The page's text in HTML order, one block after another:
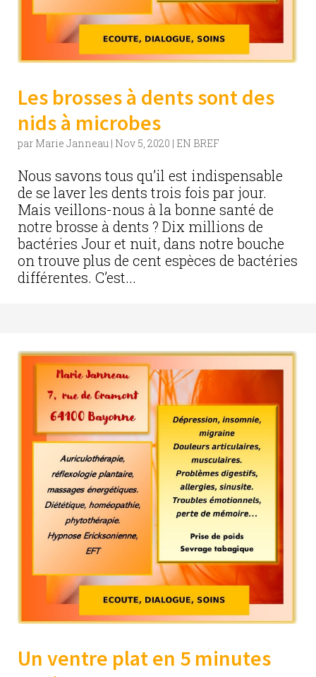
Les brosses à dents sont des
nids à microbes
par Marie Janneau | Nov 5, 2020 | EN BREF
Nous savons tous qu’il est indispensable
de se laver les dents trois fois par jour.
Mais veillons-nous à la bonne santé de
notre brosse à dents ? Dix millions de
bactéries Jour et nuit, dans notre bouche
on trouve plus de cent espèces de bactéries
différentes. C’est...
Un ventre plat en 5 minutes